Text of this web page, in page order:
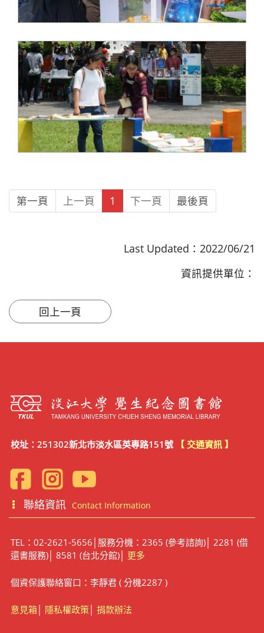
第一頁 上一頁 1 下一頁 最後頁
Last Updated：2022/06/21
資訊提供單位：
校址：251302新北市淡水區英專路151號 【 交通資訊 】
聯絡資訊 Contact Information
TEL：02-2621-5656│服務分機：2365 (參考諮詢)│ 2281 (借
還書服務)│ 8581 (台北分館)│ 更多
個資保護聯絡窗口：李靜君 ( 分機2287 )
意見箱│ 隱私權政策│ 捐款辦法